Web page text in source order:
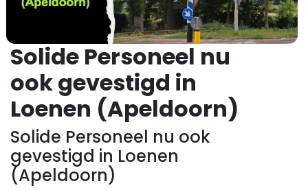
Solide Personeel nu
ook gevestigd in
Loenen (Apeldoorn)
Solide Personeel nu ook
gevestigd in Loenen
(Apeldoorn)